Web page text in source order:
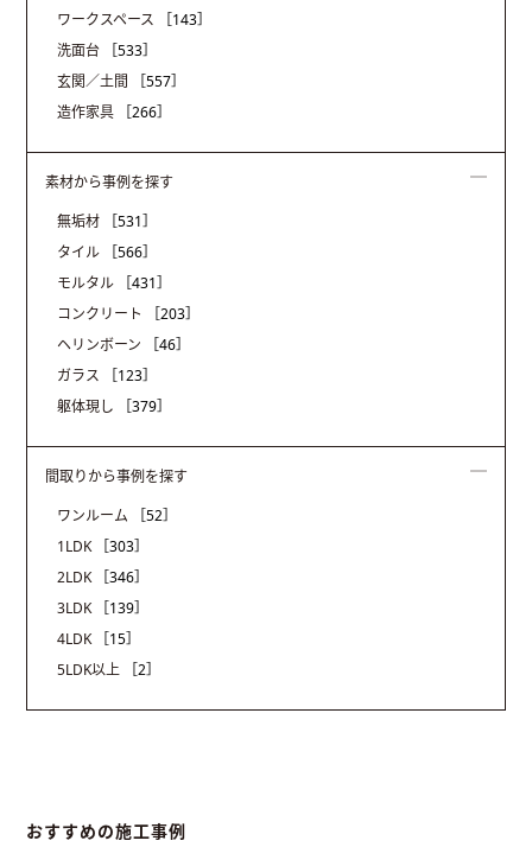
ワークスペース
［143］
洗面台
［533］
玄関／土間
［557］
造作家具
［266］
素材から事例を探す
無垢材
［531］
タイル
［566］
モルタル
［431］
コンクリート
［203］
ヘリンボーン
［46］
ガラス
［123］
躯体現し
［379］
間取りから事例を探す
ワンルーム
［52］
1LDK
［303］
2LDK
［346］
3LDK
［139］
4LDK
［15］
5LDK以上
［2］
おすすめの施工事例